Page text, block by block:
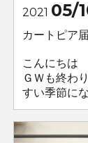
2021 05/
カートピア
こんにちは
ＧＷも終わ
すい季節に